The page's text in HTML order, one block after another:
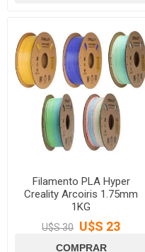
Filamento PLA Hyper
Creality Arcoiris 1.75mm
1KG
U$S 30 U$S 23